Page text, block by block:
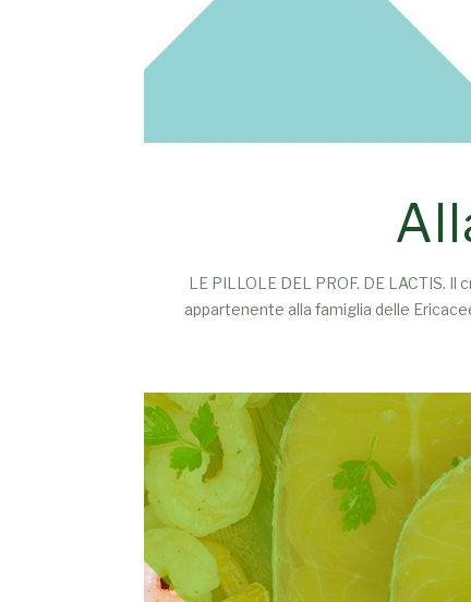
LE PILLOLE DEL PROF. DE LACTIS.
appartenente alla famiglia delle